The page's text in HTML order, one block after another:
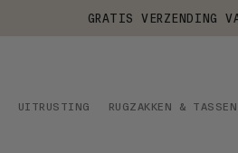
GRATIS VERZENDING
UITRUSTING RUGZAKKEN & TASSEN